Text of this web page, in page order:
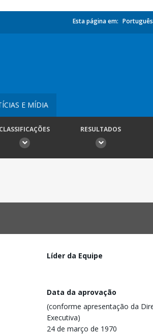
Esta página em: Português
E MÍDIA
CLASSIFICAÇÕES RESULTADOS
Líder da Equipe
Data da aprovação
(conforme apresentação da
Executiva)
24 de março de 1970